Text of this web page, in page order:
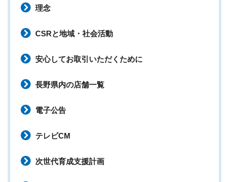
理念
CSRと地域・社会活動
安心してお取引いただくために
長野県内の店舗一覧
電子公告
テレビCM
次世代育成支援計画